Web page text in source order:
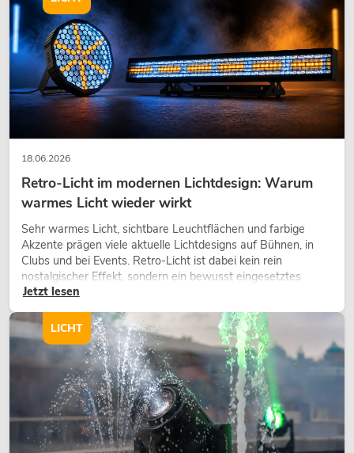
18.06.2026
Retro-Licht im modernen Lichtdesign: Warum
warmes Licht wieder wirkt
Sehr warmes Licht, sichtbare Leuchtflächen und farbige
Akzente prägen viele aktuelle Lichtdesigns auf Bühnen, in
Clubs und bei Events. Retro-Licht ist dabei kein rein
nostalgischer Effekt, sondern ein bewusst eingesetztes
Gestaltungsmittel: Es schafft Atmosphäre, gibt Szenen
wirken lassen.
Jetzt lesen
LICHT